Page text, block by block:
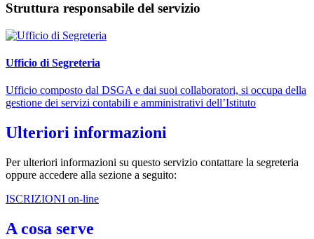
Struttura responsabile del servizio
Ufficio di Segreteria
Ufficio composto dal DSGA e dai suoi collaboratori, si occupa della
gestione dei servizi contabili e amministrativi dell’Istituto
Ulteriori informazioni
Per ulteriori informazioni su questo servizio contattare la segreteria
oppure accedere alla sezione a seguito:
ISCRIZIONI on-line
A cosa serve